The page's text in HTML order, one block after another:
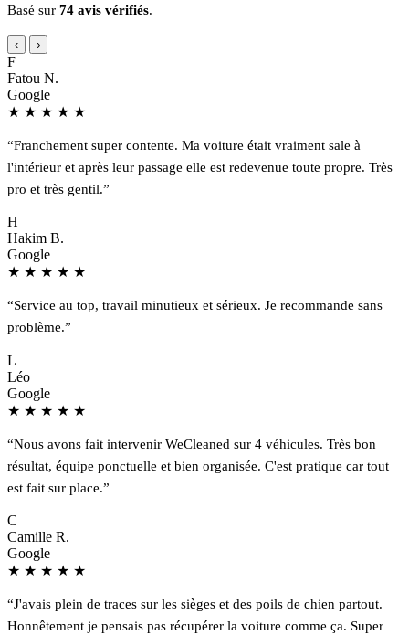
Basé sur 74 avis vérifiés.
‹ ›
F
Fatou N.
Google
★ ★ ★ ★ ★
“Franchement super contente. Ma voiture était vraiment sale à
l'intérieur et après leur passage elle est redevenue toute propre. Très
pro et très gentil.”
H
Hakim B.
Google
★ ★ ★ ★ ★
“Service au top, travail minutieux et sérieux. Je recommande sans
problème.”
L
Léo
Google
★ ★ ★ ★ ★
“Nous avons fait intervenir WeCleaned sur 4 véhicules. Très bon
résultat, équipe ponctuelle et bien organisée. C'est pratique car tout
est fait sur place.”
C
Camille R.
Google
★ ★ ★ ★ ★
“J'avais plein de traces sur les sièges et des poils de chien partout.
Honnêtement je pensais pas récupérer la voiture comme ça. Super